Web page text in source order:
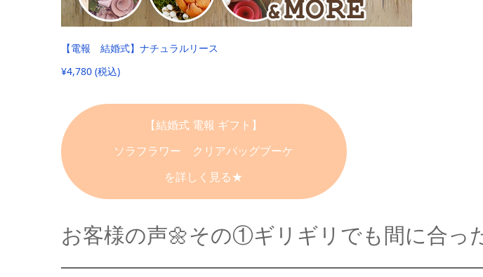
【電報 結婚式】ナチュラルリース
¥4,780 (税込)
【結婚式 電報 ギフト】
ソラフラワー クリアバッグブーケ
を詳しく見る★
お客様の声🌼その①ギリギリでも間に合っ